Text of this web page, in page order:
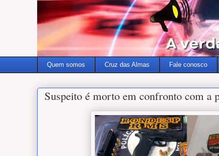
Quem somos Cruz das Almas Fale conosco
Suspeito é morto em confronto com a